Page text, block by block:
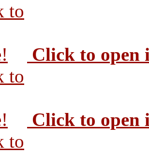
Click to open
Click to open